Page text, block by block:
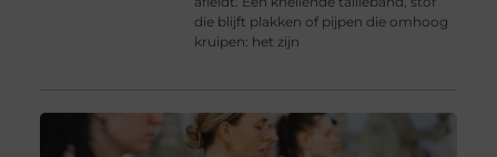
die blijft plakken of pijpen die omhoog
kruipen: het zijn